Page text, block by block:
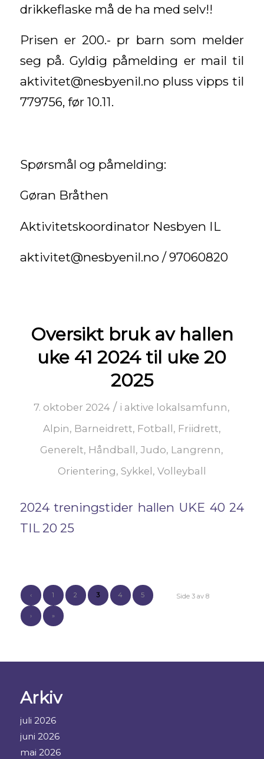
drikkeflaske må de ha med selv!!
Prisen er 200.- pr barn som melder
seg på. Gyldig påmelding er mail til
aktivitet@nesbyenil.no pluss vipps til
779756, før 10.11.
Spørsmål og påmelding:
Gøran Bråthen
Aktivitetskoordinator Nesbyen IL
aktivitet@nesbyenil.no / 97060820
Oversikt bruk av hallen
uke 41 2024 til uke 20
2025
7. oktober 2024 / i aktive lokalsamfunn,
Alpin, Barneidrett, Fotball , Friidrett,
Generelt, Håndball ,Judo, Langrenn,
Orientering, Sykkel , Volleyball
2024 treningstider hallen UKE 40 24
TIL 20 25
Side 3 av 8
‹ 1 2 3 4 5
› »
Arkiv
juli 2026
juni 2026
mai 2026